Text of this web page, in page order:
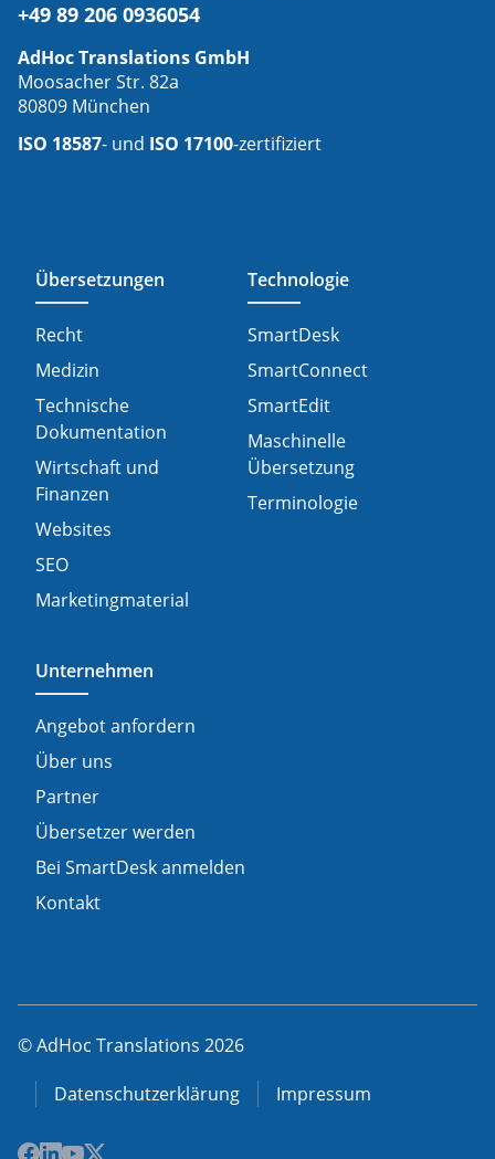
+49 89 206 0936054
AdHoc Translations GmbH
Moosacher Str. 82a
80809 München
ISO 18587- und ISO 17100-zertifiziert
Übersetzungen
Recht
Medizin
Technische
Dokumentation
Wirtschaft und
Finanzen
Websites
SEO
Marketingmaterial
Technologie
SmartDesk
SmartConnect
SmartEdit
Maschinelle
Übersetzung
Terminologie
Unternehmen
Angebot anfordern
Über uns
Partner
Übersetzer werden
Bei SmartDesk anmelden
Kontakt
© AdHoc Translations 2026
Datenschutzerklärung
Impressum